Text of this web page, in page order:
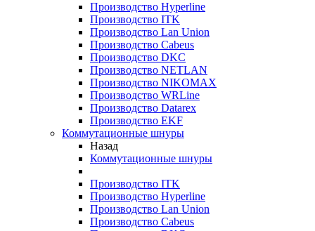
Производство Hyperline
Производство ITK
Производство Lan Union
Производство Cabeus
Производство DKC
Производство NETLAN
Производство NIKOMAX
Производство WRLine
Производство Datarex
Производство EKF
Коммутационные шнуры
Назад
Коммутационные шнуры
Производство ITK
Производство Hyperline
Производство Lan Union
Производство Cabeus